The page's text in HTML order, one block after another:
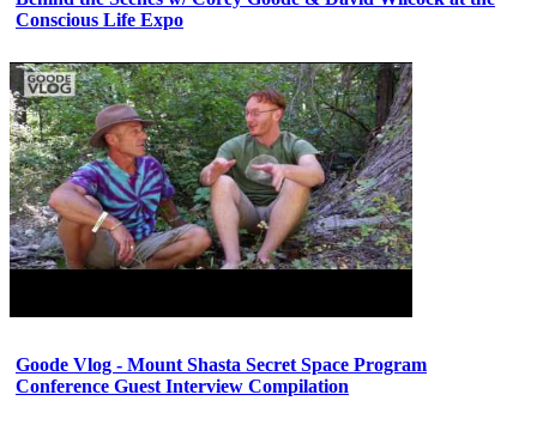
Conscious Life Expo
Goode Vlog - Mount Shasta Secret Space Program
Conference Guest Interview Compilation